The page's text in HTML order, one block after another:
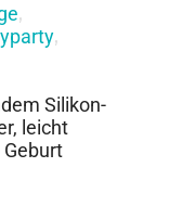
,
,
Silikon-
leicht
Geburt